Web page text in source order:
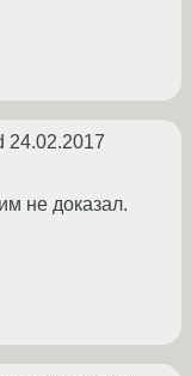
24.02.2017
не доказал.